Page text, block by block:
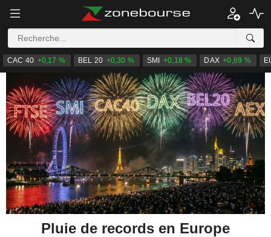
CAC 40 +0,17 % BEL 20 +0,30 % SMI +0,18 % DAX +0,69 %
Pluie de records en Europe